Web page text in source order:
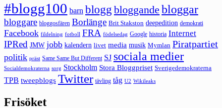
#blogg100 barn blogg bloggande bloggar
bloggare bloggosfären Borlänge Brit Stakston deepedition demokrati
Facebook fildelning fotboll FRA födelsedag Google historia Internet
IPRed JMW jobb kalendern livet media musik Mymlan Piratpartiet
politik präst Same Same But Different SJ sociala medier
Socialdemokraterna sorg Stockholm Stora Bloggpriset Sverigedemokraterna
TPB tweepblogs Twitter tävling tåg U2 Wikileaks
Frisöket